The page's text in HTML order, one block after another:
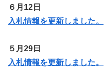
６月12日
入札情報を更新しました。
５月29日
入札情報を更新しました。